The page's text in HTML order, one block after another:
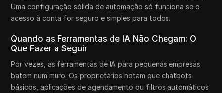
Uma configuração sólida de automação só funciona se o
acesso à conta for seguro e simples para todos.
Quando as Ferramentas de IA Não Chegam: O
Que Fazer a Seguir
Por vezes, as ferramentas de IA para pequenas empresas
batem num muro. Os proprietários notam que chatbots
básicos, aplicações de agendamento ou filtros automáticos